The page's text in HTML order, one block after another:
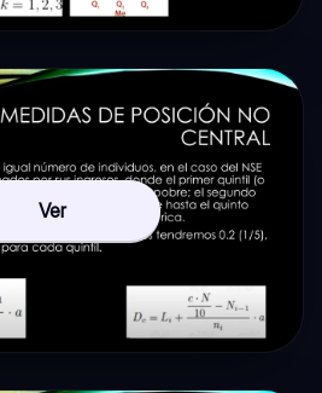
Ver